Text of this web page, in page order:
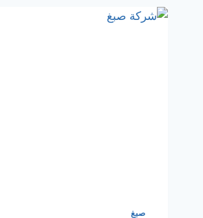
صبغ